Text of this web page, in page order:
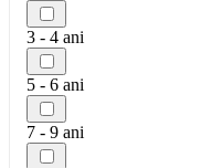
3 - 4 ani
5 - 6 ani
7 - 9 ani